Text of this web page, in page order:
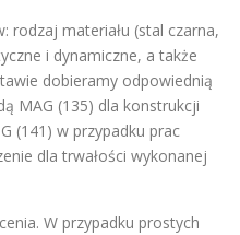
rodzaj materiału (stal czarna,
i dynamiczne, a także
dobieramy odpowiednią
MAG (135) dla konstrukcji
(141) w przypadku prac
dla trwałości wykonanej
W przypadku prostych